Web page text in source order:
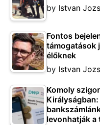
by Istvan
Fontos
támogatások
élőknek
by Istvan
Komoly
levonhatják